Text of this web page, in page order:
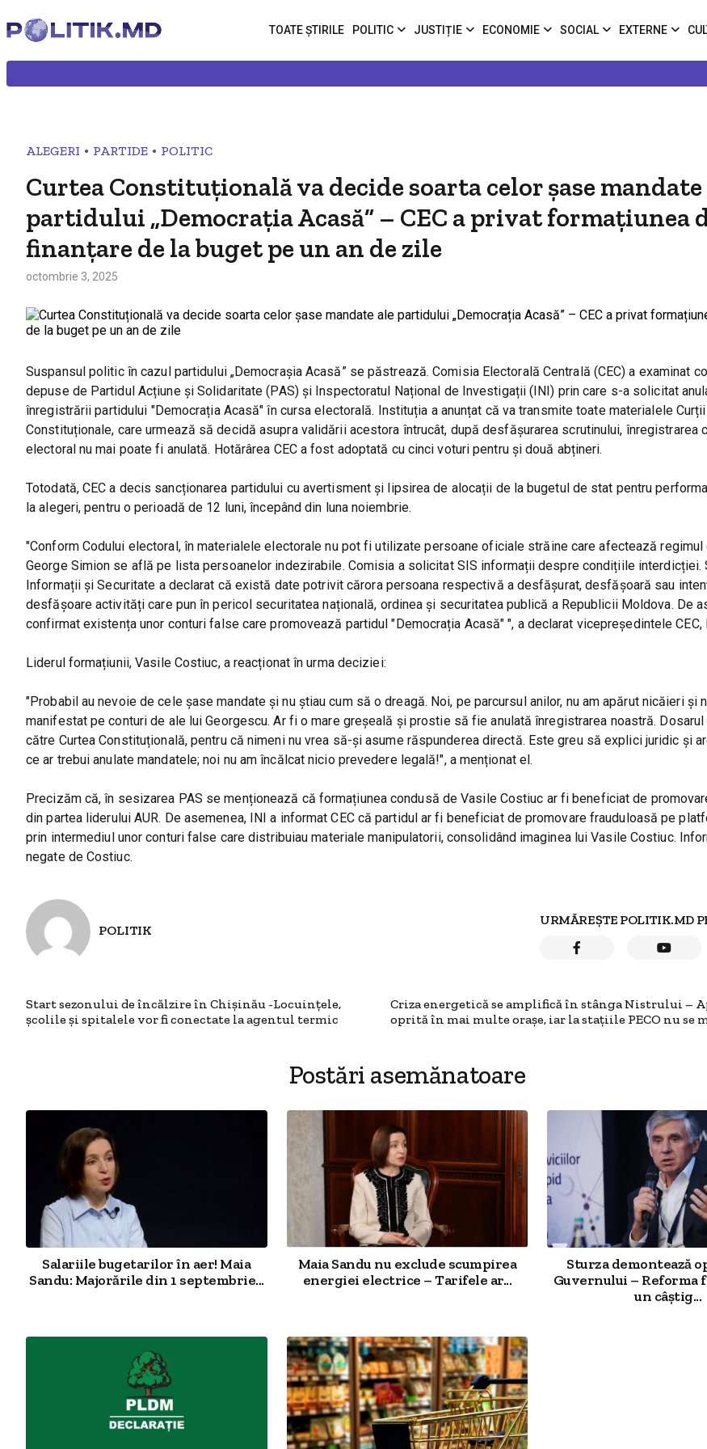
TOATE ȘTIRILE POLITIC JUSTIȚIE ECONOMIE SOCIAL EXTERNE
ALEGERI • PARTIDE • POLITIC
Curtea Constituțională va decide soarta celor şase mandate
partidului „Democrația Acasă” – CEC a privat formațiunea
finanțare de la buget pe un an de zile
octombrie 3, 2025
Suspansul politic în cazul partidului „Democrașia Acasă” se păstrează. Comisia Electorală Centrală (CEC) a examinat
depuse de Partidul Acțiune și Solidaritate (PAS) și Inspectoratul Național de Investigații (INI) prin care s-a solicitat
înregistrării partidului "Democrația Acasă" în cursa electorală. Instituția a anunțat că va transmite toate materialele Curții
Constituționale, care urmează să decidă asupra validării acestora întrucât, după desfășurarea scrutinului, înregistrarea
electoral nu mai poate fi anulată. Hotărârea CEC a fost adoptată cu cinci voturi pentru și două abțineri.
Totodată, CEC a decis sancționarea partidului cu avertisment și lipsirea de alocații de la bugetul de stat pentru
la alegeri, pentru o perioadă de 12 luni, începând din luna noiembrie.
"Conform Codului electoral, în materialele electorale nu pot fi utilizate persoane oficiale străine care afectează regimul
George Simion se află pe lista persoanelor indezirabile. Comisia a solicitat SIS informații despre condițiile interdicției.
Informații și Securitate a declarat că există date potrivit cărora persoana respectivă a desfășurat, desfășoară sau
desfășoare activități care pun în pericol securitatea națională, ordinea și securitatea publică a Republicii Moldova. De
confirmat existența unor conturi false care promovează partidul "Democrația Acasă" ", a declarat vicepreședintele CEC,
Liderul formațiunii, Vasile Costiuc, a reacționat în urma deciziei:
"Probabil au nevoie de cele șase mandate și nu știau cum să o dreagă. Noi, pe parcursul anilor, nu am apărut nicăieri și
manifestat pe conturi de ale lui Georgescu. Ar fi o mare greșeală și prostie să fie anulată înregistrarea noastră.
către Curtea Constituțională, pentru că nimeni nu vrea să-și asume răspunderea directă. Este greu să explici juridic și
ce ar trebui anulate mandatele; noi nu am încălcat nicio prevedere legală!", a menționat el.
Precizăm că, în sesizarea PAS se menționează că formațiunea condusă de Vasile Costiuc ar fi beneficiat de
din partea liderului AUR. De asemenea, INI a informat CEC că partidul ar fi beneficiat de promovare frauduloasă pe
prin intermediul unor conturi false care distribuiau materiale manipulatorii, consolidând imaginea lui Vasile Costiuc.
negate de Costiuc.
POLITIK
URMĂREȘTE POLITIK.MD
Start sezonului de încălzire în Chișinău -Locuințele,
școlile și spitalele vor fi conectate la agentul termic
Criza energetică se amplifică în stânga Nistrului –
oprită în mai multe orașe, iar la stațiile PECO nu se
Postări asemănatoare
Salariile bugetarilor în aer! Maia
Sandu: Majorările din 1 septembrie...
Maia Sandu nu exclude scumpirea
energiei electrice – Tarifele ar...
Sturza demontează
Guvernului – Reforma
un câștig...